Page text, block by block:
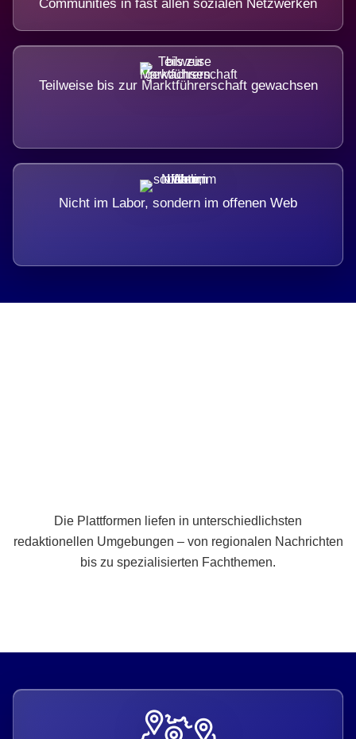
Communities in fast allen sozialen Netzwerken
Teilweise bis zur Marktführerschaft gewachsen
Nicht im Labor, sondern im offenen Web
Die Plattformen liefen in unterschiedlichsten
redaktionellen Umgebungen – von regionalen Nachrichten
bis zu spezialisierten Fachthemen.